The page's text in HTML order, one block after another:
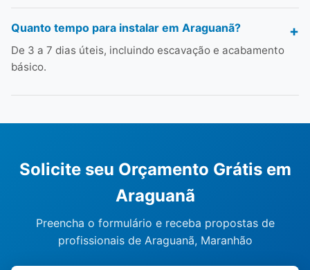
Quanto tempo para instalar em Araguanã?
De 3 a 7 dias úteis, incluindo escavação e acabamento
básico.
Solicite seu Orçamento Grátis em
Araguanã
Preencha o formulário e receba propostas de
profissionais de Araguanã, Maranhão